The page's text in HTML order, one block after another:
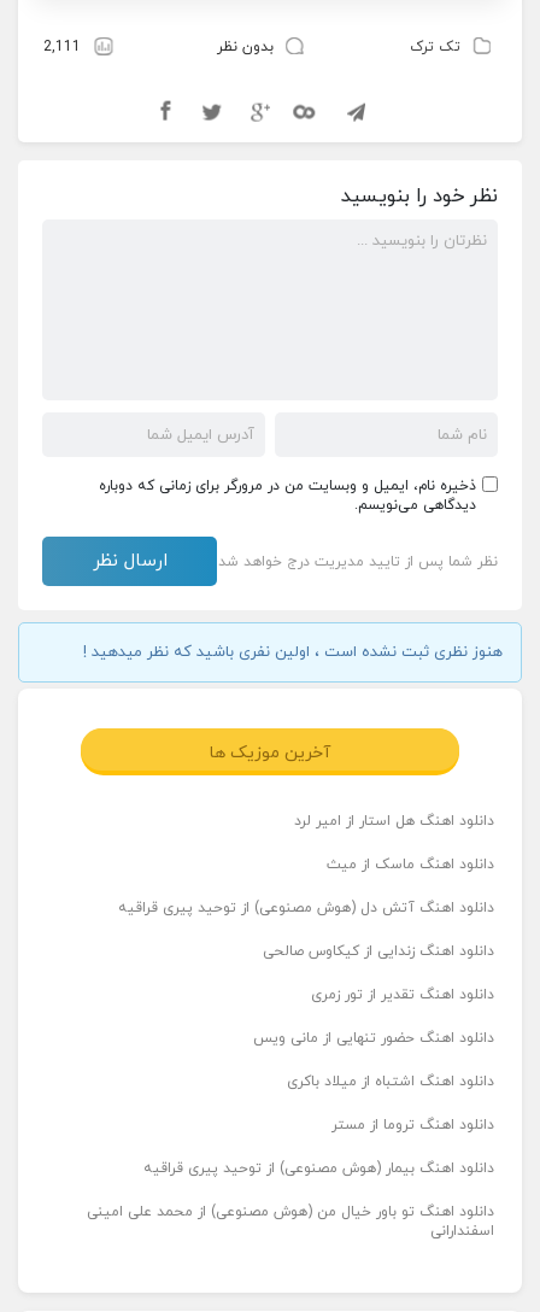
تک ترک بدون نظر 2,111
نظر خود را بنویسید
ذخیره نام، ایمیل و وبسایت من در مرورگر برای زمانی که دوباره
دیدگاهی می‌نویسم.
نظر شما پس از تایید مدیریت درج خواهد شد
هنوز نظری ثبت نشده است ، اولین نفری باشید که نظر میدهید !
آخرین موزیک ها
دانلود اهنگ هل استار از امیر لرد
دانلود اهنگ ماسک از میث
دانلود اهنگ آتش دل (هوش مصنوعی) از توحید پیری قراقیه
دانلود اهنگ زندایی از کیکاوس صالحی
دانلود اهنگ تقدیر از تور زمری
دانلود اهنگ حضور تنهایی از مانی ویس
دانلود اهنگ اشتباه از میلاد باکری
دانلود اهنگ تروما از مستر
دانلود اهنگ بیمار (هوش مصنوعی) از توحید پیری قراقیه
دانلود اهنگ تو باور خیال من (هوش مصنوعی) از محمد علی امینی
اسفندارانی